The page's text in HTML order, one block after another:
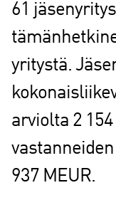
61
yritystä.
arviolta 2
937 MEUR.